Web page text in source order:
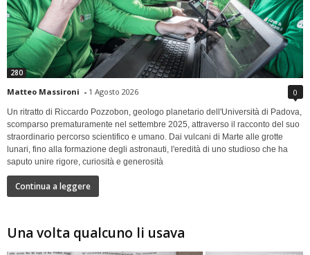
280
Matteo Massironi - 1 Agosto 2026 0
Un ritratto di Riccardo Pozzobon, geologo planetario dell'Università di Padova,
scomparso prematuramente nel settembre 2025, attraverso il racconto del suo
straordinario percorso scientifico e umano. Dai vulcani di Marte alle grotte
lunari, fino alla formazione degli astronauti, l'eredità di uno studioso che ha
saputo unire rigore, curiosità e generosità
Continua a leggere
Una volta qualcuno li usava